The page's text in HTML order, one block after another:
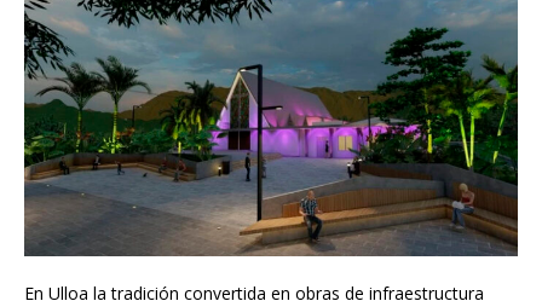
En Ulloa la tradición convertida en obras de infraestructura